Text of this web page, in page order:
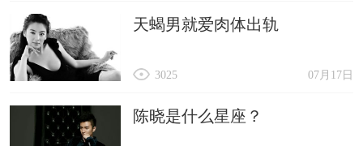
天蝎男就爱肉体出轨
07月17日
3025
陈晓是什么星座？